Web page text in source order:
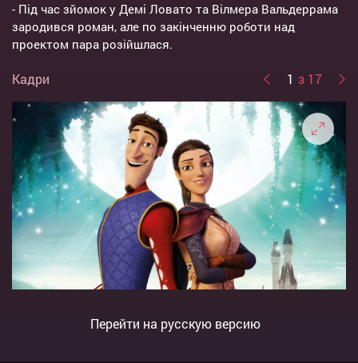
- Під час зйомок у Демі Ловато та Вілмера Вальдеррама
зародився роман, але по закінченню роботи над
проектом пара розійшлася.
Кадри 1 з 17
Перейти на русскую версию